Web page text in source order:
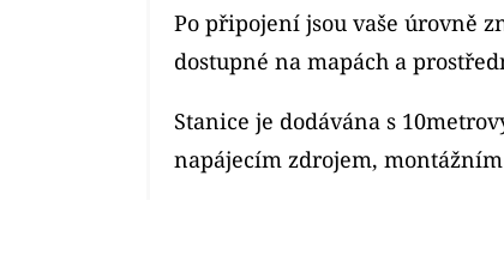
Po připojení jsou vaše úrovně
dostupné na mapách a
Stanice je dodávána s
napájecím zdrojem,